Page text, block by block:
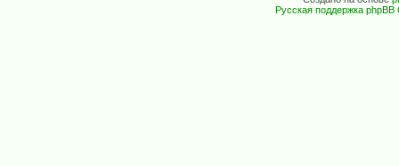
Русская поддержка phpBB